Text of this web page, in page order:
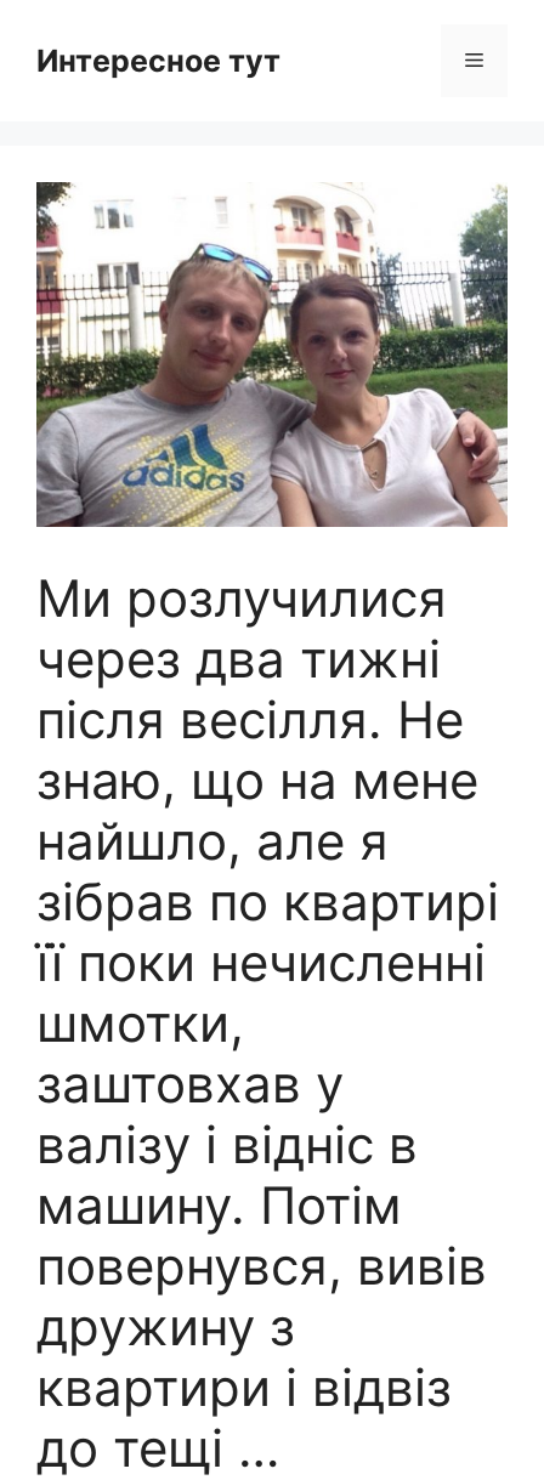
contentИнтересное тут Menu
Ми розлучилися
через два тижні
після весілля. Не
знаю, що на мене
найшло, але я
зібрав по квартирі
її поки нечисленні
шмотки,
заштовхав у
валізу і відніс в
машину. Потім
повернувся, вивів
дружину з
квартири і відвіз
до тещі …